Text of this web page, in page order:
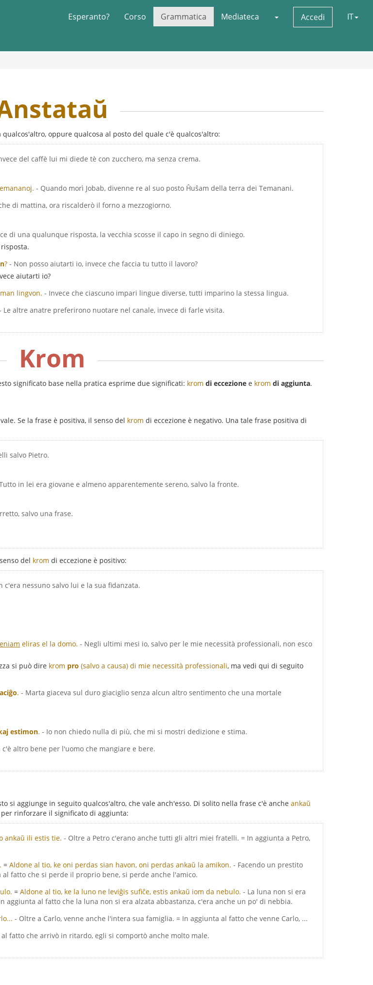
Esperanto? Corso Grammatica Mediateca Accedi IT
oppure qualcosa al posto del quale c'è qualcos'altro:
del caffè lui mi diede tè con zucchero, ma senza crema.
- Quando morì Jobab, divenne re al suo posto Ĥuŝam della terra dei Temanani.
di mattina, ora riscalderò il forno a mezzogiorno.
di una qualunque risposta, la vecchia scosse il capo in segno di diniego.
? - Non posso aiutarti io, invece che faccia tu tutto il lavoro?
aiutarti io?
lingvon. - Invece che ciascuno impari lingue diverse, tutti imparino la stessa lingua.
Le altre anatre preferirono nuotare nel canale, invece di farle visita.
Krom
significato base nella pratica esprime due significati: krom di eccezione e krom di aggiunta.
Se la frase è positiva, il senso del krom di eccezione è negativo. Una tale frase positiva di
salvo Pietro.
in lei era giovane e almeno apparentemente sereno, salvo la fronte.
salvo una frase.
del krom di eccezione è positivo:
c'era nessuno salvo lui e la sua fidanzata.
eliras el la domo. - Negli ultimi mesi io, salvo per le mie necessità professionali, non esco
si può dire krom pro (salvo a causa) di mie necessità professionali, ma vedi qui di seguito
. - Marta giaceva sul duro giaciglio senza alcun altro sentimento che una mortale
estimon. - Io non chiedo nulla di più, che mi si mostri dedizione e stima.
c'è altro bene per l'uomo che mangiare e bere.
si aggiunge in seguito qualcos'altro, che vale anch'esso. Di solito nella frase c'è anche ankaŭ
rinforzare il significato di aggiunta:
ankaŭ ili estis tie. - Oltre a Petro c'erano anche tutti gli altri miei fratelli. = In aggiunta a Petro,
= Aldone al tio, ke oni perdas sian havon, oni perdas ankaŭ la amikon. - Facendo un prestito
fatto che si perde il proprio bene, si perde anche l'amico.
= Aldone al tio, ke la luno ne leviĝis sufiĉe, estis ankaŭ iom da nebulo. - La luna non si era
aggiunta al fatto che la luna non si era alzata abbastanza, c'era anche un po' di nebbia.
- Oltre a Carlo, venne anche l'intera sua famiglia. = In aggiunta al fatto che venne Carlo, ...
fatto che arrivò in ritardo, egli si comportò anche molto male.